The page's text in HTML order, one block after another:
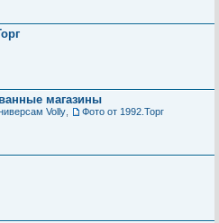
магазины
Volly
Фото от 1992.Торг